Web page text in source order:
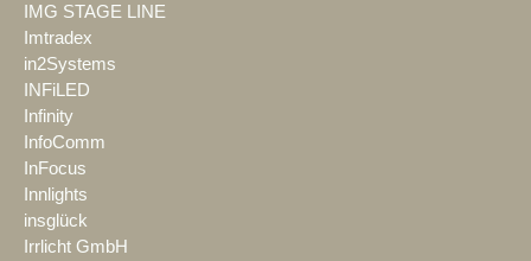
IMG STAGE LINE
Imtradex
in2Systems
INFiLED
Infinity
InfoComm
InFocus
Innlights
insglück
Irrlicht GmbH